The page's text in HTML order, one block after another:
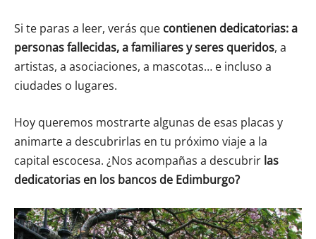
Si te paras a leer, verás que contienen dedicatorias: a
personas fallecidas, a familiares y seres queridos, a
artistas, a asociaciones, a mascotas… e incluso a
ciudades o lugares.
Hoy queremos mostrarte algunas de esas placas y
animarte a descubrirlas en tu próximo viaje a la
capital escocesa. ¿Nos acompañas a descubrir las
dedicatorias en los bancos de Edimburgo?